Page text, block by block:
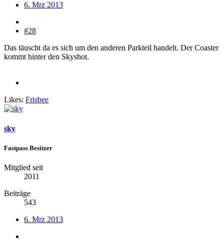
6. Mrz 2013
#28
Das täuscht da es sich um den anderen Parkteil handelt. Der Coaster
kommt hinter den Skyshot.
Likes: Frisbee
sky
Fastpass Besitzer
Mitglied seit
2011
Beiträge
543
6. Mrz 2013